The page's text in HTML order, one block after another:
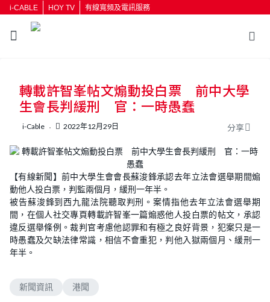
i-CABLE HOY TV 有線寬頻及電訊服務
按輸入鍵開始搜尋
轉載許智峯帖文煽動投白票 前中大學
生會長判緩刑 官：一時愚蠢
i-Cable 2022年12月29日 分享
【有線新聞】前中大學生會會長蘇浚鋒承認去年立法會選舉期間煽
動他人投白票，判監兩個月，緩刑一年半。
被告蘇浚鋒到西九龍法院聽取判刑。案情指他去年立法會選舉期
間，在個人社交專頁轉載許智峯一篇煽惑他人投白票的帖文，承認
違反選舉條例。裁判官考慮他認罪和有極之良好背景，犯案只是一
時愚蠢及欠缺法律常識，相信不會重犯，判他入獄兩個月、緩刑一
年半。
新聞資訊 港聞